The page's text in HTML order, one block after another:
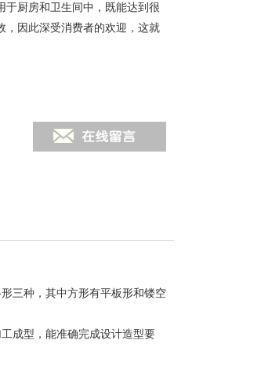
于厨房和卫生间中，既能达到很
，因此深受消费者的欢迎，这就
三种，其中方形有平板形和镂空
成型，能准确完成设计造型要